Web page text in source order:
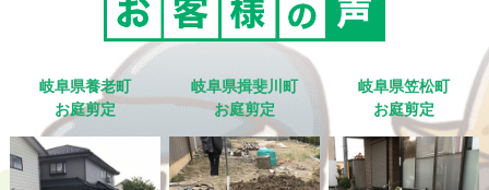
岐阜県養老町
お庭剪定
岐阜県揖斐川町
お庭剪定
岐阜県笠松町
お庭剪定